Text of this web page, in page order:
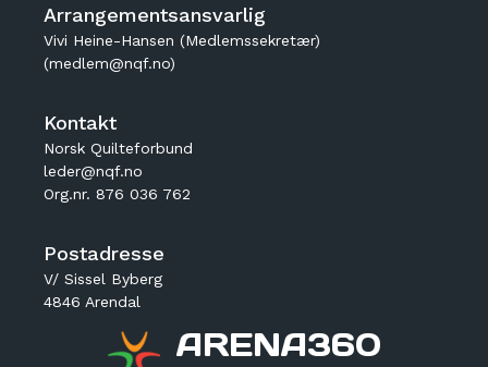
Arrangementsansvarlig
Vivi Heine-Hansen (Medlemssekretær)
(medlem@nqf.no)
Kontakt
Norsk Quilteforbund
leder@nqf.no
Org.nr. 876 036 762
Postadresse
V/ Sissel Byberg
4846 Arendal
ARENA360